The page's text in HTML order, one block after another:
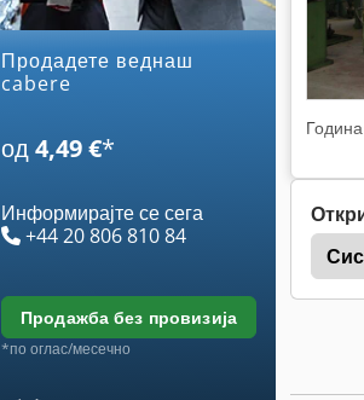
Продадете веднаш
cabere
од4,49 €*
Информирајте се сега
+44 20 806 810 84
продажба без провизија
*по оглас/месечно